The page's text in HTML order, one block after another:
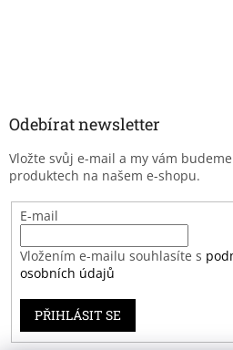
Odebírat newsletter
Vložte svůj e-mail a my vám
produktech na našem e-shopu.
E-mail
Vložením e-mailu souhlasíte s
osobních údajů
PŘIHLÁSIT SE